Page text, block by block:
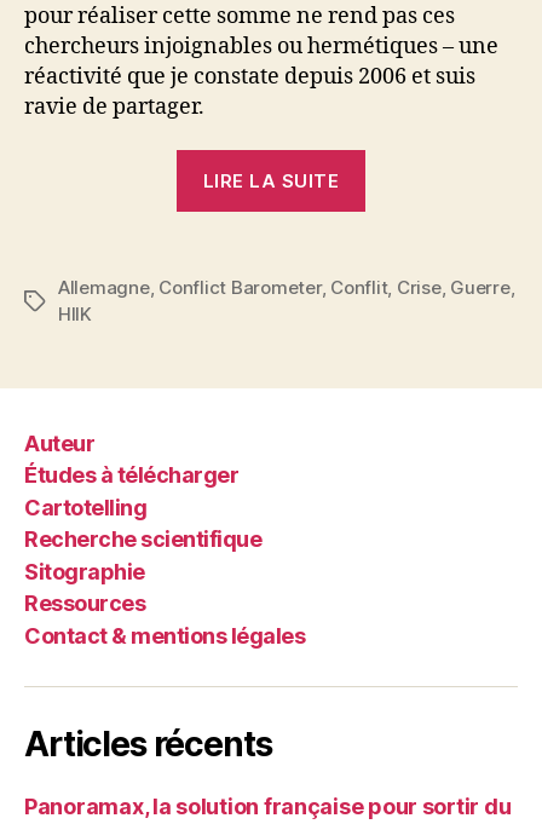
pour réaliser cette somme ne rend pas ces
chercheurs injoignables ou hermétiques – une
réactivité que je constate depuis 2006 et suis
ravie de partager.
LIRE LA SUITE
Étiquettes
Allemagne, Conflict Barometer, Conflit, Crise, Guerre,
HIIK
Auteur
Études à télécharger
Cartotelling
Recherche scientifique
Sitographie
Ressources
Contact & mentions légales
Articles récents
Panoramax, la solution française pour sortir du